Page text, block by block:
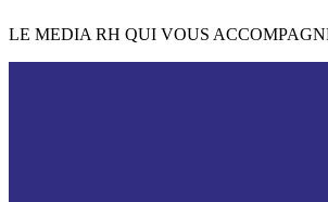
LE MEDIA RH QUI VOUS